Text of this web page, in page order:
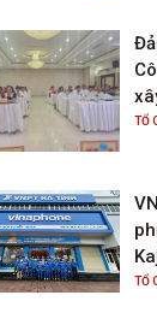
TỔ
TỔ